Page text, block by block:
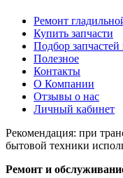
Ремонт
Купить запчасти
Подбор
Полезное
Контакты
О Компании
Отзывы о нас
Личный кабинет
Рекомендация: при
бытовой техники
Ремонт и